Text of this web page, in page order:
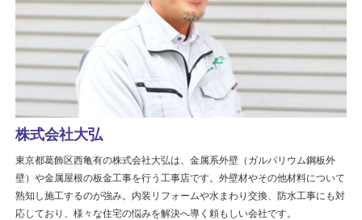
株式会社大弘
東京都葛飾区西亀有の株式会社大弘は、金属系外壁（ガルバリウム鋼板外
壁）や金属屋根の板金工事を行う工事店です。外壁材やその他材料について
熟知し施工するのが強み。内装リフォームや水まわり交換、防水工事にも対
応しており、様々な住宅の悩みを解決へ導く頼もしい会社です。